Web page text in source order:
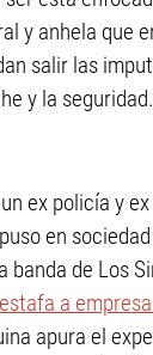
y anhela que
salir las
y la seguridad.
ex policía y
en
banda de Los
a
apura el